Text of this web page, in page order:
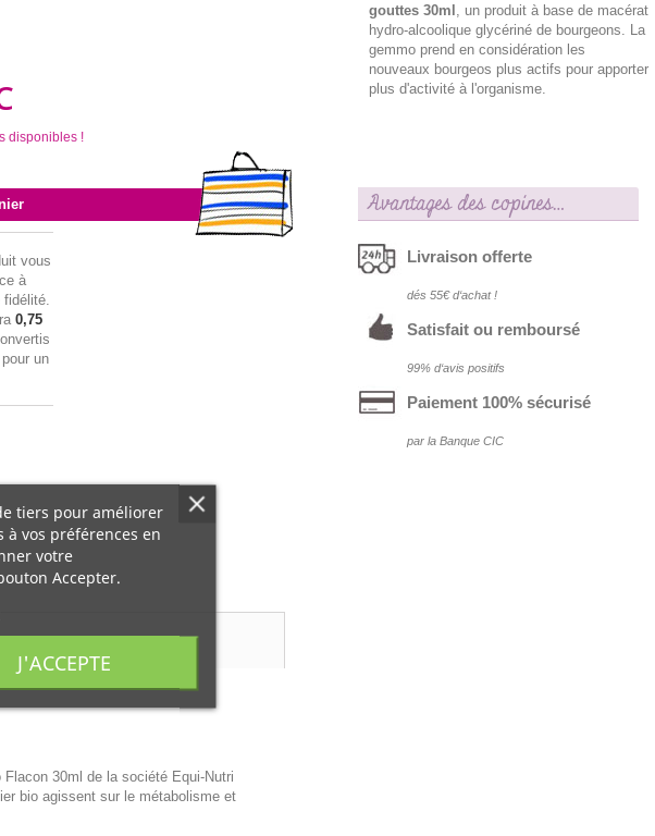
disponibles !
vous
à
fidélité.
0,75
un
gouttes 30ml , un produit à base de macérat
hydro-alcoolique glycériné de bourgeons. La
gemmo prend en considération les
nouveaux bourgeos plus actifs pour apporter
plus d'activité à l'organisme.
Avantages des copines…
Livraison offerte
dés 55€ d‘achat !
Satisfait ou remboursé
99% d‘avis positifs
Paiement 100% sécurisé
par la Banque CIC
30ml de la société Equi-Nutri
bio agissent sur le métabolisme et
tiers pour améliorer
à vos préférences en
votre
Accepter.
J'ACCEPTE